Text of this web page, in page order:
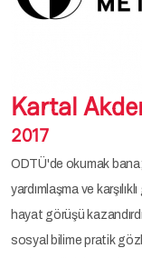
Kartal
2017
ODTÜ'de okumak bana;
yardımlaşma ve
hayat görüşü
sosyal bilime pratik